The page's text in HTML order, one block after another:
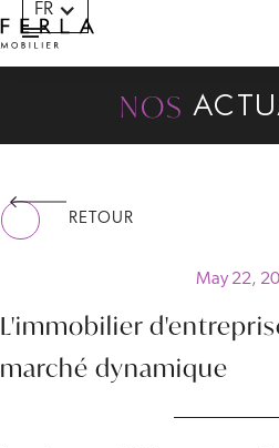
FR
NOS
RETOUR
May 22,
L'immobilier
marché dynamique
Panneau de gestion des cookies